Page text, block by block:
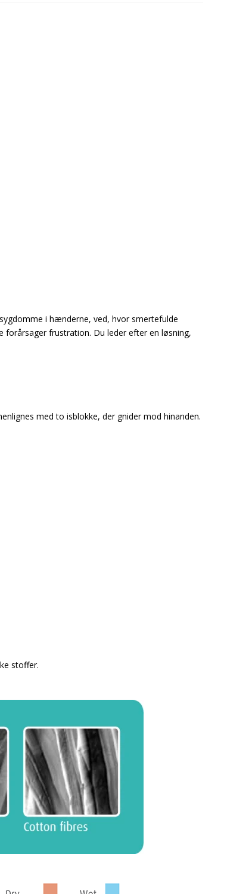
i hænderne, ved, hvor smertefulde
frustration. Du leder efter en løsning,
med to isblokke, der gnider mod hinanden.
stoffer.